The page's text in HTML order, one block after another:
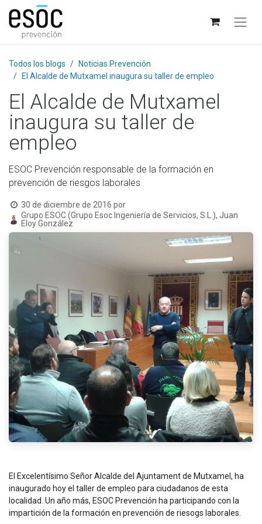
Todos los blogs
Noticias Prevención
El Alcalde de Mutxamel inaugura su taller de empleo
El Alcalde de Mutxamel
inaugura su taller de
empleo
ESOC Prevención responsable de la formación en
prevención de riesgos laborales
30 de diciembre de 2016 por
Grupo ESOC (Grupo Esoc Ingeniería de Servicios, S.L.), Juan
Eloy González
El Excelentísimo Señor Alcalde del Ajuntament de Mutxamel, ha
inaugurado hoy el taller de empleo para ciudadanos de esta
localidad. Un año más, ESOC Prevención ha participando con la
impartición de la formación en prevención de riesogs laborales.